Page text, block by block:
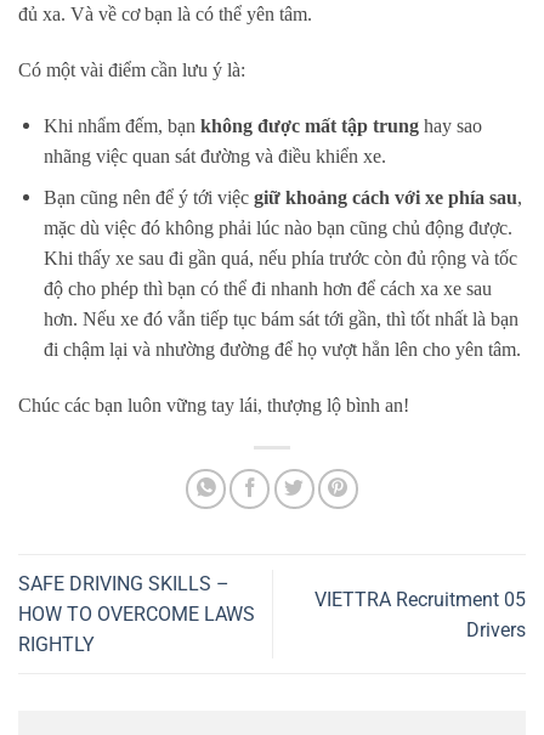
đủ xa. Và về cơ bạn là có thể yên tâm.
Có một vài điểm cần lưu ý là:
Khi nhẩm đếm, bạn không được mất tập trunghay sao
nhãng việc quan sát đường và điều khiển xe.
Bạn cũng nên để ý tới việc giữ khoảng cách với xe phía sau,
mặc dù việc đó không phải lúc nào bạn cũng chủ động được.
Khi thấy xe sau đi gần quá, nếu phía trước còn đủ rộng và tốc
độ cho phép thì bạn có thể đi nhanh hơn để cách xa xe sau
hơn. Nếu xe đó vẫn tiếp tục bám sát tới gần, thì tốt nhất là bạn
đi chậm lại và nhường đường để họ vượt hẳn lên cho yên tâm.
Chúc các bạn luôn vững tay lái, thượng lộ bình an!
SAFE DRIVING SKILLS –
HOW TO OVERCOME LAWS
RIGHTLY
VIETTRA Recruitment 05
Drivers